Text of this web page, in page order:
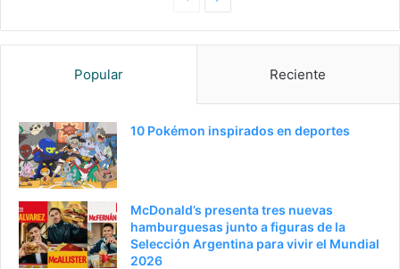
Popular Reciente
10 Pokémon inspirados en deportes
McDonald’s presenta tres nuevas
hamburguesas junto a figuras de la
Selección Argentina para vivir el Mundial
2026